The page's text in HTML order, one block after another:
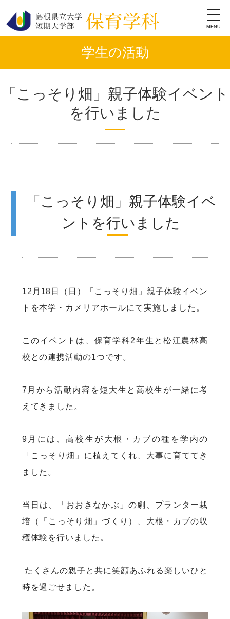
学生の活動
「こっそり畑」親子体験イベント
を行いました
「こっそり畑」親子体験イベ
ントを行いました
12月18日（日）「こっそり畑」親子体験イベン
トを本学・カメリアホールにて実施しました。
このイベントは、保育学科2年生と松江農林高
校との連携活動の1つです。
7月から活動内容を短大生と高校生が一緒に考
えてきました。
9月には、高校生が大根・カブの種を学内の
「こっそり畑」に植えてくれ、大事に育ててき
ました。
当日は、「おおきなかぶ」の劇、プランター栽
培（「こっそり畑」づくり）、大根・カブの収
穫体験を行いました。
たくさんの親子と共に笑顔あふれる楽しいひと
時を過ごせました。